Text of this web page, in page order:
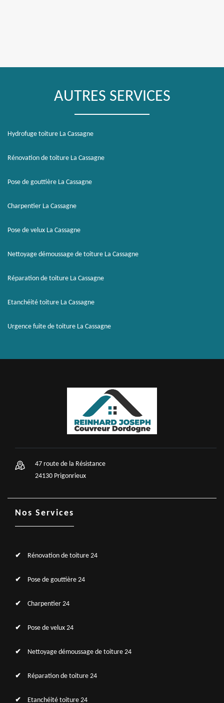
AUTRES SERVICES
Hydrofuge toiture La Cassagne
Rénovation de toiture La Cassagne
Pose de gouttière La Cassagne
Charpentier La Cassagne
Pose de velux La Cassagne
Nettoyage démoussage de toiture La Cassagne
Réparation de toiture La Cassagne
Etanchéité toiture La Cassagne
Urgence fuite de toiture La Cassagne
47 route de la Résistance
24130 Prigonrieux
Nos Services
Rénovation de toiture 24
Pose de gouttière 24
Charpentier 24
Pose de velux 24
Nettoyage démoussage de toiture 24
Réparation de toiture 24
Etanchéité toiture 24